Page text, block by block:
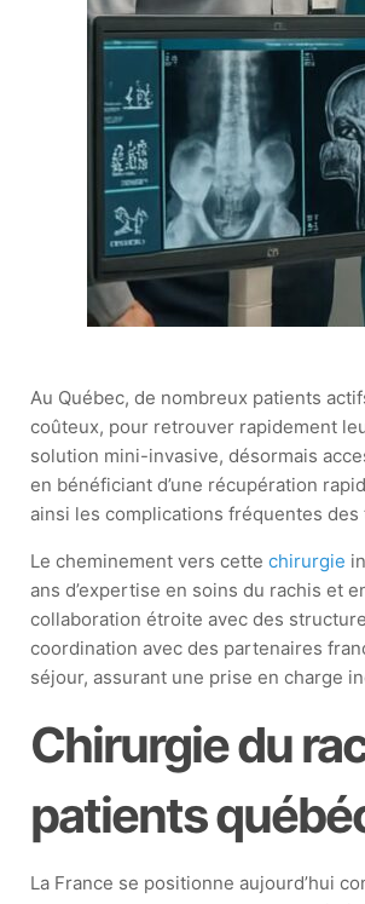
Au Québec, de nombreux patients
coûteux, pour retrouver rapidement
solution mini-invasive, désormais
en bénéficiant d’une récupération
ainsi les complications fréquentes
Le cheminement vers cettechirurgie
ans d’expertise en soins du rachis et
collaboration étroite avec des
coordination avec des partenaires
séjour, assurant une prise en charge
Chirurgie du
patients
La France se positionne aujourd’hui